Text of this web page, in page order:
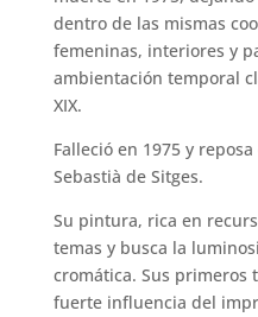
dentro de las mismas
femeninas, interiores y
ambientación temporal
XIX.
Falleció en 1975 y
Sebastià de Sitges.
Su pintura, rica en
temas y busca la
cromática. Sus primeros
fuerte influencia del